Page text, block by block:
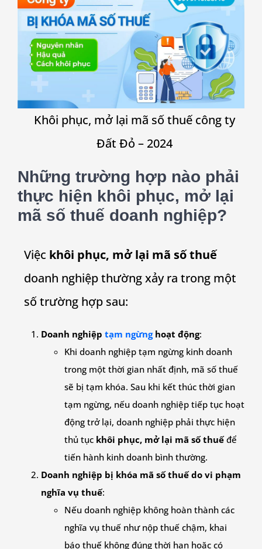
Khôi phục, mở lại mã số thuế công ty
Đất Đỏ – 2024
Những trường hợp nào phải
thực hiện khôi phục, mở lại
mã số thuế doanh nghiệp?
Việc khôi phục, mở lại mã số thuế
doanh nghiệp thường xảy ra trong một
số trường hợp sau:
Doanh nghiệp tạm ngừnghoạt động:
Khi doanh nghiệp tạm ngừng kinh doanh
trong một thời gian nhất định, mã số thuế
sẽ bị tạm khóa. Sau khi kết thúc thời gian
tạm ngừng, nếu doanh nghiệp tiếp tục hoạt
động trở lại, doanh nghiệp phải thực hiện
thủ tục khôi phục, mở lại mã số thuếđể
tiến hành kinh doanh bình thường.
Doanh nghiệp bị khóa mã số thuế do vi phạm
nghĩa vụ thuế:
Nếu doanh nghiệp không hoàn thành các
nghĩa vụ thuế như nộp thuế chậm, khai
báo thuế không đúng thời hạn hoặc có